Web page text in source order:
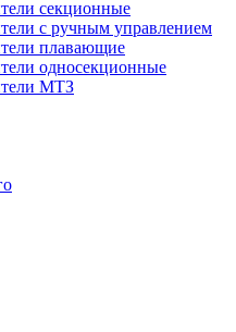
секционные
с ручным управлением
плавающие
односекционные
МТЗ